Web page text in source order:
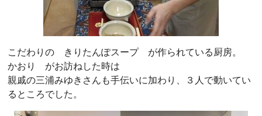
こだわりの きりたんぽスープ が作られている厨房。
かおり がお訪ねした時は
親戚の三浦みゆきさんも手伝いに加わり、３人で動いてい
るところでした。